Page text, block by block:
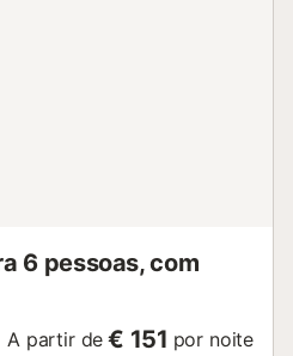
6 pessoas, com
A partir de € 151 por noite